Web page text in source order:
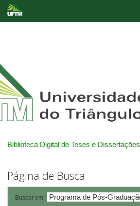
Biblioteca Digital de Teses e Dissertações
Página de Busca
Buscar em: